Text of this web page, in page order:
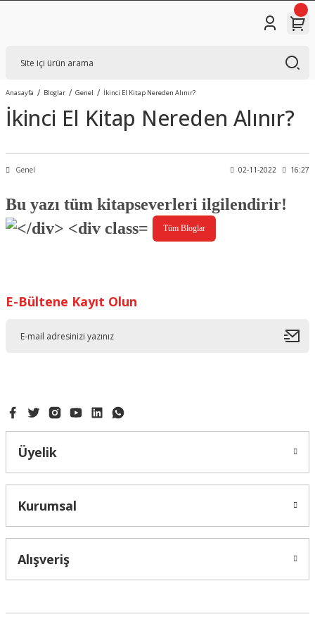
Anasayfa Bloglar Genel İkinci El Kitap Nereden Alınır?
İkinci El Kitap Nereden Alınır?
Genel 02-11-2022 16:27
Bu yazı tüm kitapseverleri ilgilendirir!
Tüm Bloglar
E-Bültene Kayıt Olun
Üyelik
Kurumsal
Alışveriş